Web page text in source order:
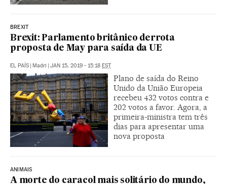
BREXIT
Brexit: Parlamento britânico derrota
proposta de May para saída da UE
EL PAÍS Madri JAN 15, 2019 - 15:18 EST
Plano de saída do Reino
Unido da União Europeia
recebeu 432 votos contra e
202 votos a favor. Agora, a
primeira-ministra tem três
dias para apresentar uma
nova proposta
ANIMAIS
A morte do caracol mais solitário do mundo,